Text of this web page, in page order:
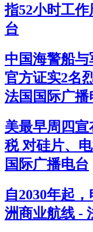
指52小时工
台
中国海警船
官方证实2名
法国国际广播
美最早周四
税 对硅片、
国际广播电台
自2030年起
洲商业航线 -